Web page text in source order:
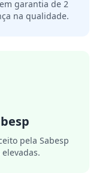
garantia de 2
na qualidade.
pela Sabesp